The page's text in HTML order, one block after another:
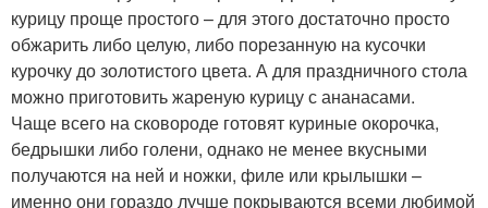
курицу проще простого – для этого достаточно просто
обжарить либо целую, либо порезанную на кусочки
курочку до золотистого цвета. А для праздничного стола
можно приготовить жареную курицу с ананасами.
Чаще всего на сковороде готовят куриные окорочка,
бедрышки либо голени, однако не менее вкусными
получаются на ней и ножки, филе или крылышки –
именно они гораздо лучше покрываются всеми любимой